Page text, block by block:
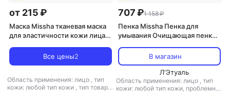
от 215 ₽
Маска Missha тканевая маска
для эластичности кожи лица
Все цены2
Область применения: лицо , тип
кожи: любой тип кожи , тип товара:
707 ₽1 158 ₽
Пенка Missha Пенка для
умывания Очищающая пенка
Cleansing Foam Strawberry
В магазин
Л'Этуаль
Область применения: лицо , тип
кожи: любой тип кожи, проблемная